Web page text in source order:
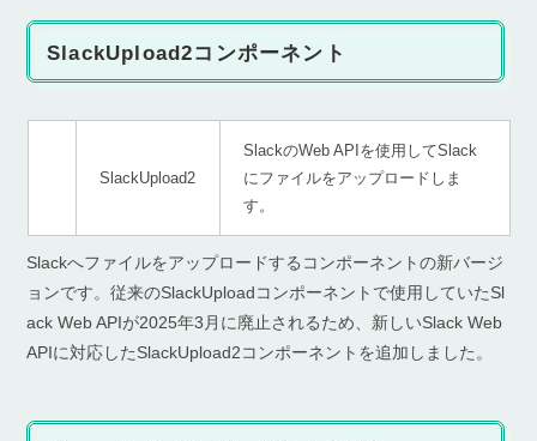
SlackUpload2コンポーネント
SlackUpload2
SlackのWeb APIを使用してSlack
にファイルをアップロードしま
す。
Slackへファイルをアップロードするコンポーネントの新バージ
ョンです。従来のSlackUploadコンポーネントで使用していたSl
ack Web APIが2025年3月に廃止されるため、新しいSlack Web
APIに対応したSlackUpload2コンポーネントを追加しました。